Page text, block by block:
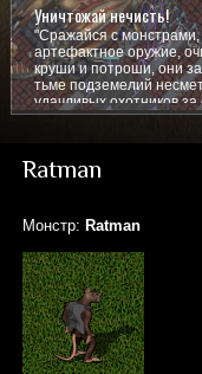
Уничтожай нечисть!
"Сражайся с монстрами,
артефактное оружие,
круши и потроши, они
тьме подземелий
удачливых охотников
покажи им кто тут
Ratman
Монстр: Ratman